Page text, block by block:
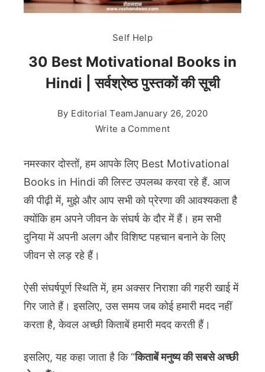
Self Help
30 Best Motivational Books in
Hindi | सर्वश्रेष्ठ पुस्तकों की सूची
By Editorial TeamJanuary 26, 2020
Write a Commenton
Best
Motivational
Books
in
Hindi
|
सूची
नमस्कार दोस्तों, हम आपके लिए Best Motivational
Books in Hindi की लिस्ट उपलब्ध करवा रहे हैं. आज
की पीढ़ी में, मुझे और आप सभी को प्रेरणा की आवश्यकता है
क्योंकि हम अपने जीवन के संघर्ष के दौर में हैं। हम सभी
दुनिया में अपनी अलग और विशिष्ट पहचान बनाने के लिए
जीवन से लड़ रहे हैं।
ऐसी संघर्षपूर्ण स्थिति में, हम अक्सर निराशा की गहरी खाई में
गिर जाते हैं। इसलिए, उस समय जब कोई हमारी मदद नहीं
करता है, केवल अच्छी किताबें हमारी मदद करती हैं।
इसलिए, यह कहा जाता है कि “किताबें मनुष्य की सबसे अच्छी